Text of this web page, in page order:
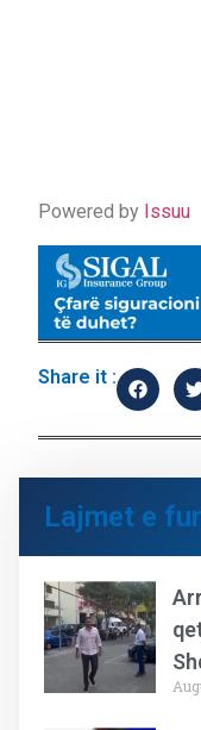
Powered by Issuu
Share it :
Lajmet e